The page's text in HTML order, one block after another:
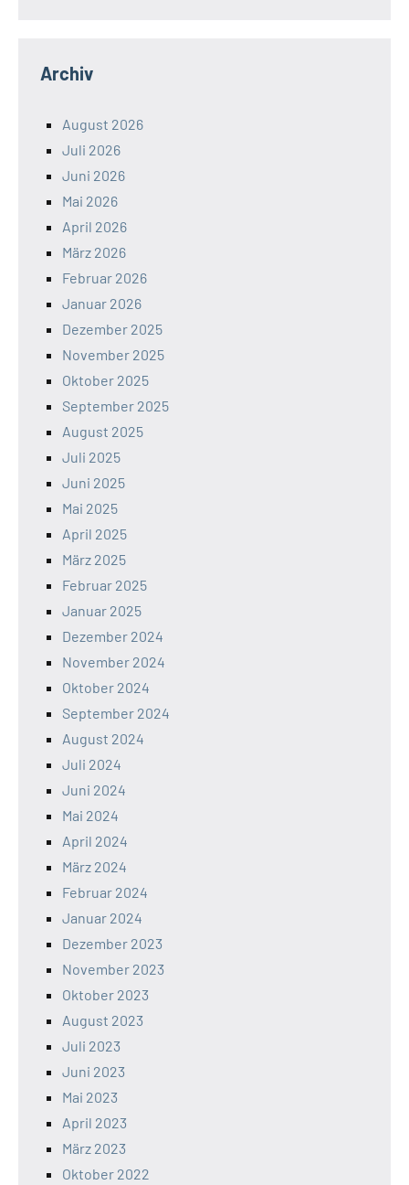
Archiv
August 2026
Juli 2026
Juni 2026
Mai 2026
April 2026
März 2026
Februar 2026
Januar 2026
Dezember 2025
November 2025
Oktober 2025
September 2025
August 2025
Juli 2025
Juni 2025
Mai 2025
April 2025
März 2025
Februar 2025
Januar 2025
Dezember 2024
November 2024
Oktober 2024
September 2024
August 2024
Juli 2024
Juni 2024
Mai 2024
April 2024
März 2024
Februar 2024
Januar 2024
Dezember 2023
November 2023
Oktober 2023
August 2023
Juli 2023
Juni 2023
Mai 2023
April 2023
März 2023
Oktober 2022